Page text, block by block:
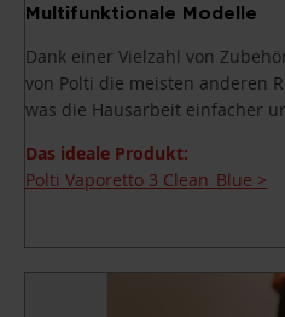
Multifunktionale Modelle
Dank einer Vielzahl von
von Polti die meisten anderen
was die Hausarbeit einfacher
Das ideale Produkt:
Polti Vaporetto 3 Clean_Blue >